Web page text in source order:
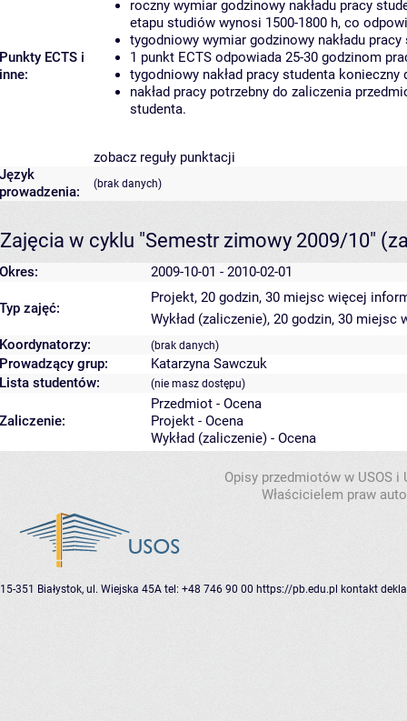
Punkty ECTS i
inne:
roczny wymiar godzinowy nakładu pracy
etapu studiów wynosi 1500-1800 h, co
tygodniowy wymiar godzinowy nakładu
1 punkt ECTS odpowiada 25-30 godzinom
tygodniowy nakład pracy studenta
nakład pracy potrzebny do zaliczenia
studenta.
zobacz reguły punktacji
Język
prowadzenia:
(brak danych)
Zajęcia w cyklu "Semestr zimowy 2009/10"
Okres: 2009-10-01 - 2010-02-01
Typ zajęć:
Projekt, 20 godzin, 30 miejsc więcej
Wykład (zaliczenie), 20 godzin, 30 miejsc
Koordynatorzy:
(brak danych)
Prowadzący grup:
Katarzyna Sawczuk
Lista studentów:
(nie masz dostępu)
Zaliczenie:
Przedmiot - Ocena
Projekt - Ocena
Wykład (zaliczenie) - Ocena
Opisy przedmiotów w USOS
Właścicielem praw
15-351 Białystok, ul. Wiejska 45A tel: +48 746 90 00 https://pb.edu.pl kontakt